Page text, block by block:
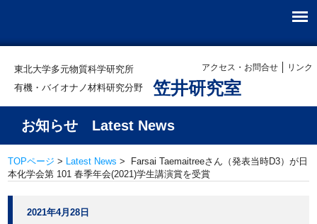
東北大学多元物質科学研究所
有機・バイオナノ材料研究分野
笠井研究室
アクセス・お問合せ リンク
お知らせ Latest News
TOPページ > Latest News > Farsai Taemaitreeさん（発表当時D3）が日
本化学会第 101 春季年会(2021)学生講演賞を受賞
2021年4月28日